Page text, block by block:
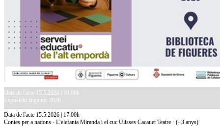
Data de l'acte 15.5.2026 | 10.00h
Exposició Jugamat 2026
Data de l'acte 15.5.2026 | 17.00h
Contes per a nadons - L’elefanta Miranda i el cuc Ulisses Cacauet Teatre · (- 3 anys)